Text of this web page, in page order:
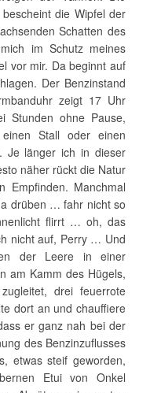
die Wipfel der
Schatten des
im Schutz meines
vor mir. Da beginnt auf
Der Benzinstand
zeigt 17 Uhr
Stunden ohne Pause,
Stall oder einen
Je länger ich in dieser
näher rückt die Natur
Empfinden. Manchmal
drüben … fahr nicht so
flirrt … oh, das
nicht auf, Perry … Und
der Leere in einer
am Kamm des Hügels,
drei feuerrote
dort an und chauffiere
er ganz nah bei der
des Benzinzuflusses
etwas steif geworden,
Etui von Onkel